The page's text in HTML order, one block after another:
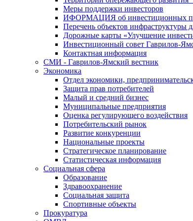
Меры поддержки инвесторов
ИФОРМАЦИЯ об инвестиционных
Перечень объектов инфраструктуры
Дорожные карты «Улучшение
Инвестиционный совет Гаврилов-
Контактная информация
СМИ - Гаврилов-Ямский вестник
Экономика
Отдел экономики,
Защита прав потребителей
Малый и средний бизнес
Муниципальные предприятия
Оценка регулирующего воздействия
Потребительский рынок
Развитие конкуренции
Национальные проекты
Стратегическое планирование
Статистическая информация
Социальная сфера
Образование
Здравоохранение
Социальная защита
Спортивные объекты
Прокуратура